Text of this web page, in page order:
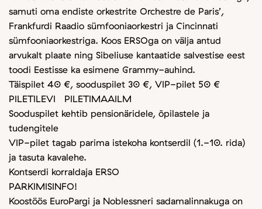
samuti oma endiste orkestrite Orchestre de Paris’,
Frankfurdi Raadio sümfooniaorkestri ja Cincinnati
sümfooniaorkestriga. Koos ERSOga on välja antud
arvukalt plaate ning Sibeliuse kantaatide salvestise eest
toodi Eestisse ka esimene Grammy-auhind.
Täispilet 40 €, sooduspilet 30 €, VIP-pilet 50 €
PILETILEVI PILETIMAAILM
Sooduspilet kehtib pensionäridele, õpilastele ja
tudengitele
VIP-pilet tagab parima istekoha kontserdil (1.-10. rida)
ja tasuta kavalehe.
Kontserdi korraldaja ERSO
PARKIMISINFO!
Koostöös EuroPargi ja Noblessneri sadamalinnakuga on